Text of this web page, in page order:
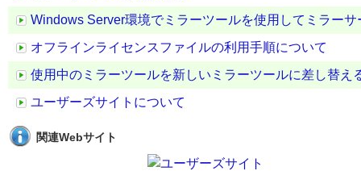
Windows Server環境でミラーツールを使用してミラー
オフラインライセンスファイルの利用手順について
使用中のミラーツールを新しいミラーツールに差し替え
ユーザーズサイトについて
関連Webサイト